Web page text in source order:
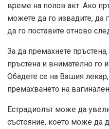
време на полов акт. Ако
можете да го извадите, да
да го поставите отново
За да премахнете
пръстена и внимателно го
Обадете се на Вашия
премахването на
Естрадиолът може да
състояние, което може да